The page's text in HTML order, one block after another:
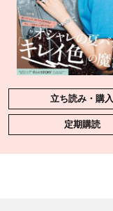
立ち読み・購入
定期購読